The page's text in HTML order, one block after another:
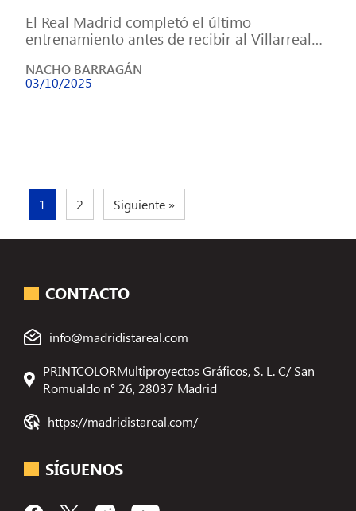
El Real Madrid completó el último
entrenamiento antes de recibir al Villarreal
NACHO BARRAGÁN
03/10/2025
1 2 Siguiente »
CONTACTO
info@madridistareal.com
PRINTCOLORMultiproyectos Gráficos, S. L. C/ San
Romualdo n° 26, 28037 Madrid
https://madridistareal.com/
SÍGUENOS